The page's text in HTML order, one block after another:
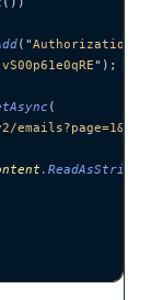
( "Authorization
" );
(
.